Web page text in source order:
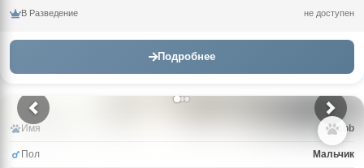
В Разведение не доступен
Подробнее
Имя Jacob
Пол Мальчик